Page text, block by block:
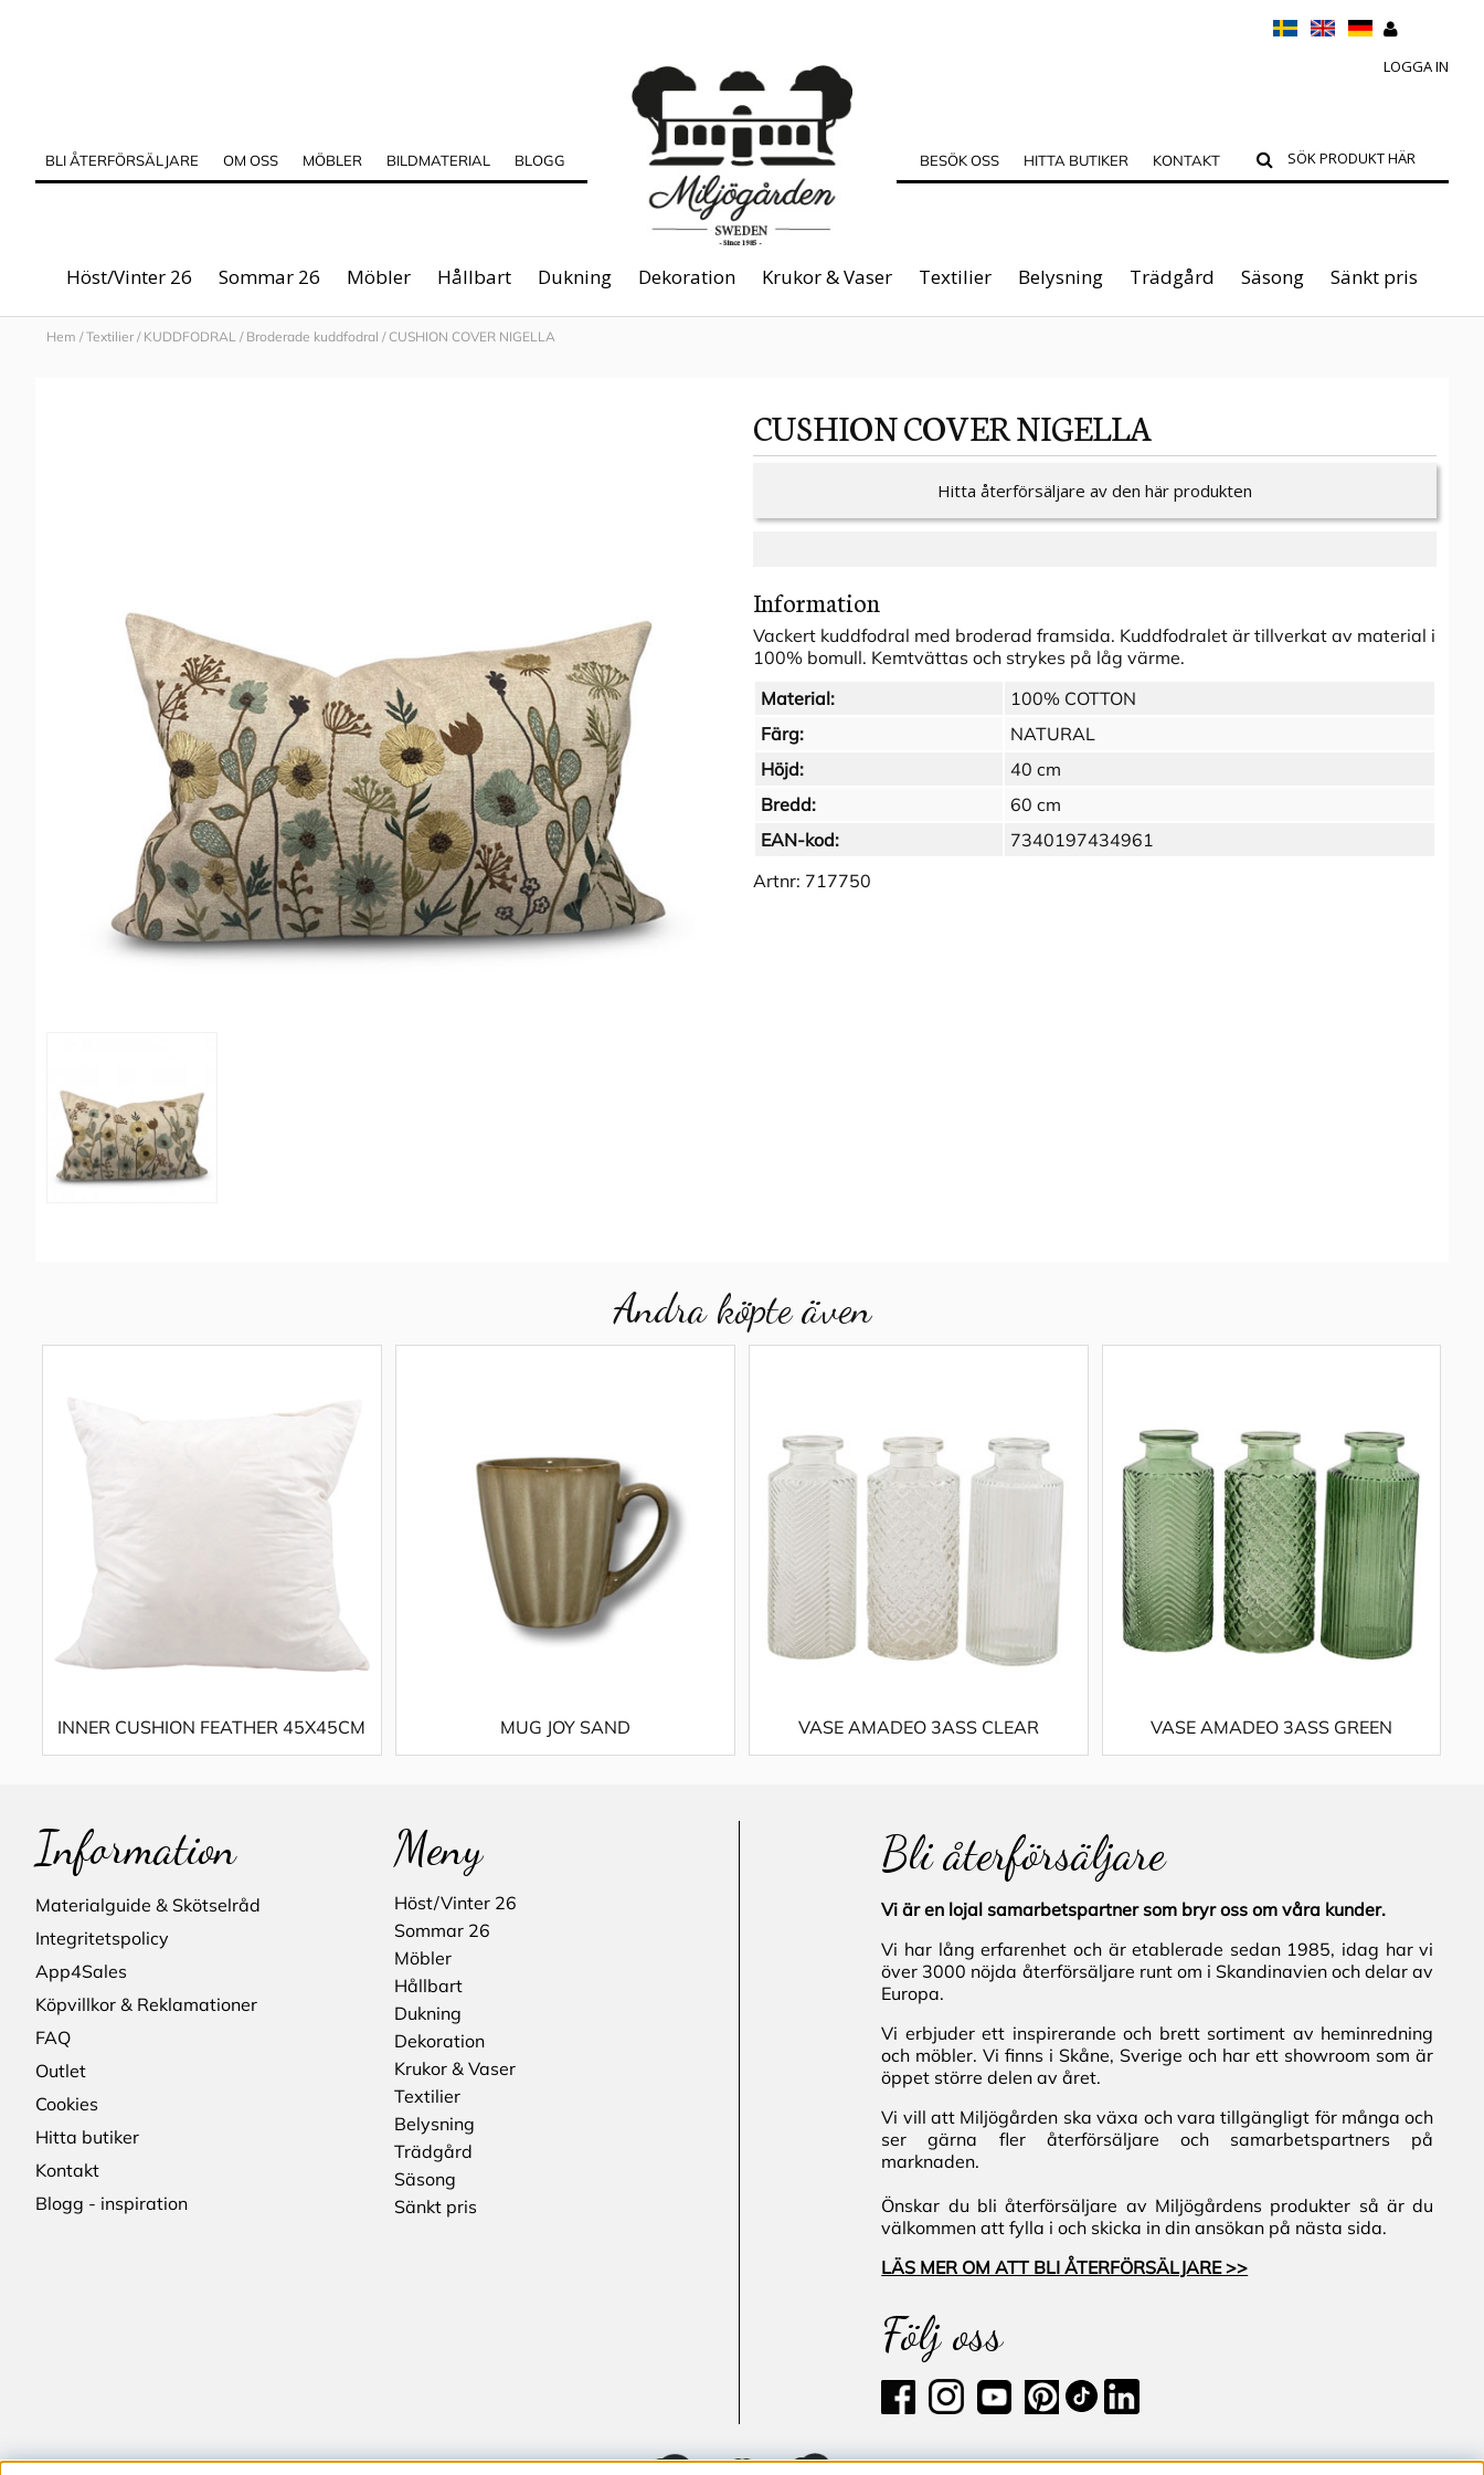
LOGGA IN
BLI ÅTERFÖRSÄLJARE OM OSS MÖBLER BILDMATERIAL BLOGG BESÖK OSS HITTA BUTIKER KONTAKT
Höst/Vinter 26 Sommar 26 Möbler Hållbart Dukning Dekoration Krukor & Vaser Textilier Belysning Trädgård Säsong Sänkt pris
Hem /Textilier / KUDDFODRAL / Broderade kuddfodral / CUSHION COVER NIGELLA
CUSHION COVER NIGELLA
Hitta återförsäljare av den här produkten
Information
Vackert kuddfodral med broderad framsida. Kuddfodralet är tillverkat av material i
100% bomull. Kemtvättas och strykes på låg värme.
Material:
100% COTTON
Färg:
NATURAL
Höjd:
40 cm
Bredd:
60 cm
EAN-kod:
7340197434961
Artnr: 717750
Andra köpte även
INNER CUSHION FEATHER 45X45CM MUG JOY SAND VASE AMADEO 3ASS CLEAR VASE AMADEO 3ASS GREEN
Information
Materialguide & Skötselråd
Integritetspolicy
App4Sales
Köpvillkor & Reklamationer
FAQ
Outlet
Cookies
Hitta butiker
Kontakt
Blogg - inspiration
Meny
Höst/Vinter 26
Sommar 26
Möbler
Hållbart
Dukning
Dekoration
Krukor & Vaser
Textilier
Belysning
Trädgård
Säsong
Sänkt pris
Bli återförsäljare
Vi är en lojal samarbetspartner som bryr oss om våra kunder.
Vi har lång erfarenhet och är etablerade sedan 1985, idag har vi
över 3000 nöjda återförsäljare runt om i Skandinavien och delar av
Europa.
Vi erbjuder ett inspirerande och brett sortiment av heminredning
och möbler. Vi finns i Skåne, Sverige och har ett showroom som är
öppet större delen av året.
Vi vill att Miljögården ska växa och vara tillgängligt för många och
ser gärna fler återförsäljare och samarbetspartners på
marknaden.
Önskar du bli återförsäljare av Miljögårdens produkter så är du
välkommen att fylla i och skicka in din ansökan på nästa sida.
LÄS MER OM ATT BLI ÅTERFÖRSÄLJARE >>
Följ oss